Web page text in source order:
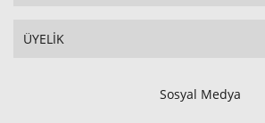
ÜYELİK
Sosyal Medya